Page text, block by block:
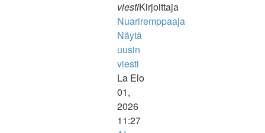
viestiKirjoittaja
Nuariremppaaja
Näytä
uusin
viesti
La Elo
01,
2026
11:27